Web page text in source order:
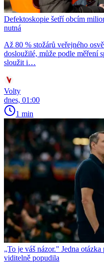
Defektoskopie šetří obcím
nutná
Až 80 % stožárů veřejného
dosloužilé, může podle měření
sloužit i…
Volty
dnes, 01:00
1 min
„To je váš názor." Jedna
viditelně popudila